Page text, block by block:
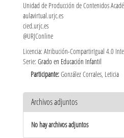
Unidad de Producción de Contenidos
aulavirtual.urjc.es
cied.urjc.es
@URJConline
Licencia: Atribución-CompartirIgual 4.0
Serie: Grado en Educación Infantil
Participante:González Corrales, Leticia
Archivos adjuntos
No hay archivos adjuntos